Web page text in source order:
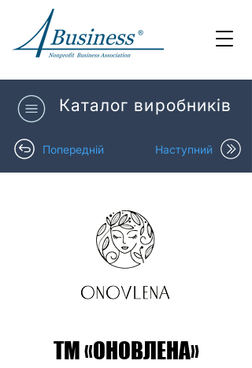
Каталог виробників
Попередній Наступний
ТМ «ОНОВЛЕНА»